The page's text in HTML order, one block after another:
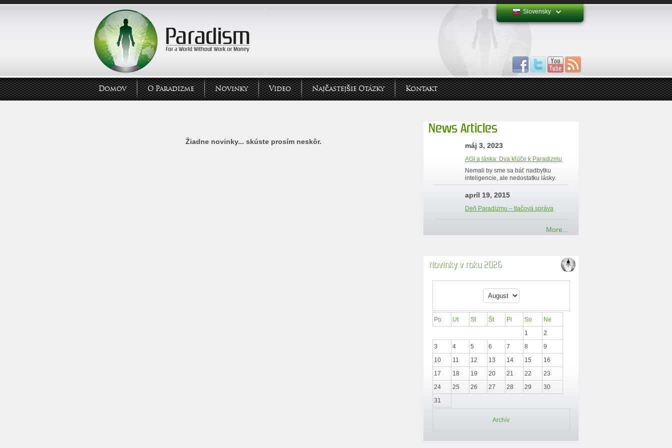
Slovensky
Domov O Paradizme Novinky Video Najčastejšie Otázky Kontakt
Žiadne novinky... skúste prosím neskôr.
News Articles
máj 3, 2023
AGI a láska: Dva kľúče k Paradizmu
Nemali by sme sa báť nadbytku
inteligencie, ale nedostatku lásky.
apríl 19, 2015
Deň Paradizmu – tlačová správa
More...
Novinky v roku 2026
Po Ut St Št Pi So
Ne
1
2
3
4 5 6 7 8
9
10
11 12 13 14 15
16
17
18 19 20 21 22
23
24
25 26 27 28 29
30
31
Archív